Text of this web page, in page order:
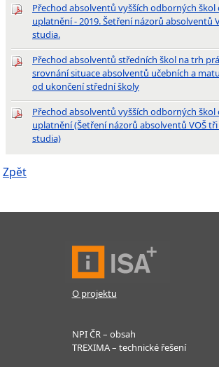
Přechod absolventů vyšších odborných škol
uplatnění - 2019. Šetření názorů absolventů
studia.
Přechod absolventů středních škol na trh
srovnání situace absolventů učebních a
od ukončení střední školy
Přechod absolventů vyšších odborných škol
uplatnění (Šetření názorů absolventů VOŠ
studia)
Zpět
O projektu
NPI ČR – obsah
TREXIMA – technické řešení